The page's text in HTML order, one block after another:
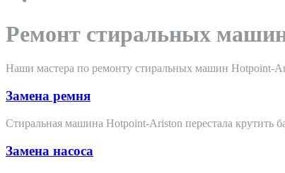
Ремонт стиральных
Наши мастера по ремонту стиральных машин Hotpoint-
Замена ремня
Стиральная машина Hotpoint-Ariston перестала крутить
Замена насоса